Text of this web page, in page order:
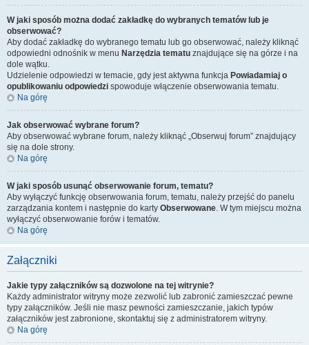
W jaki sposób można dodać zakładkę do wybranych tematów lub je
obserwować?
Aby dodać zakładkę do wybranego tematu lub go obserwować, należy kliknąć
odpowiedni odnośnik w menu Narzędzia tematu znajdujące się na górze i na
dole wątku.
Udzielenie odpowiedzi w temacie, gdy jest aktywna funkcja Powiadamiaj o
opublikowaniu odpowiedzi spowoduje włączenie obserwowania tematu.
Na górę
Jak obserwować wybrane forum?
Aby obserwować wybrane forum, należy kliknąć „Obserwuj forum” znajdujący
się na dole strony.
Na górę
W jaki sposób usunąć obserwowanie forum, tematu?
Aby wyłączyć funkcję obserwowania forum, tematu, należy przejść do panelu
zarządzania kontem i następnie do karty Obserwowane. W tym miejscu można
wyłączyć obserwowanie forów i tematów.
Na górę
Załączniki
Jakie typy załączników są dozwolone na tej witrynie?
Każdy administrator witryny może zezwolić lub zabronić zamieszczać pewne
typy załączników. Jeśli nie masz pewności zamieszczanie, jakich typów
załączników jest zabronione, skontaktuj się z administratorem witryny.
Na górę